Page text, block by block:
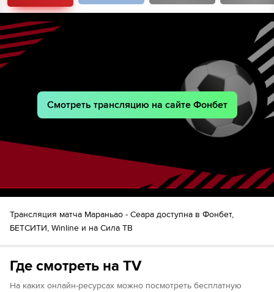
Смотреть трансляцию на сайте Фонбет
Трансляция матча Мараньао - Сеара доступна в Фонбет,
БЕТСИТИ, Winline и на Сила ТВ
Где смотреть на TV
На каких онлайн-ресурсах можно посмотреть бесплатную